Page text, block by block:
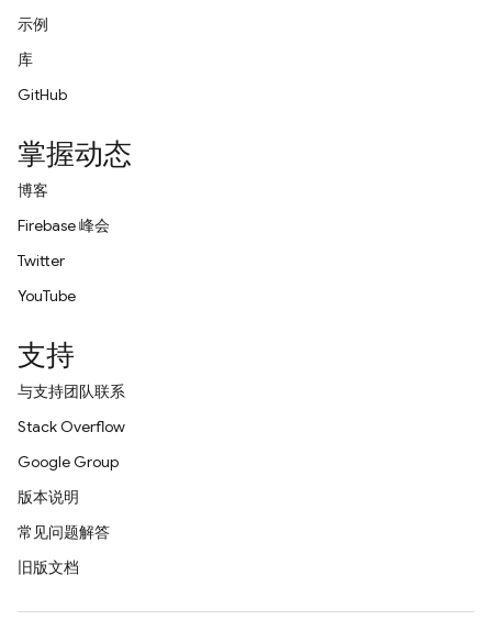
示例
库
GitHub
掌握动态
博客
Firebase 峰会
Twitter
YouTube
支持
与支持团队联系
Stack Overflow
Google Group
版本说明
常见问题解答
旧版文档